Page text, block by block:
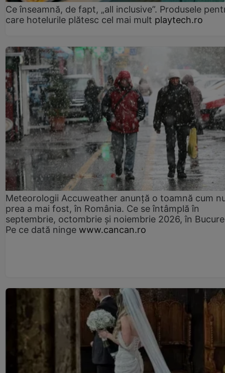
Ce înseamnă, de fapt, „all inclusive”. Produsele
care hotelurile plătesc cel mai mult playtech.ro
Meteorologii Accuweather anunță o toamnă cum
prea a mai fost, în România. Ce se întâmplă în
septembrie, octombrie și noiembrie 2026, în
Pe ce dată ninge www.cancan.ro